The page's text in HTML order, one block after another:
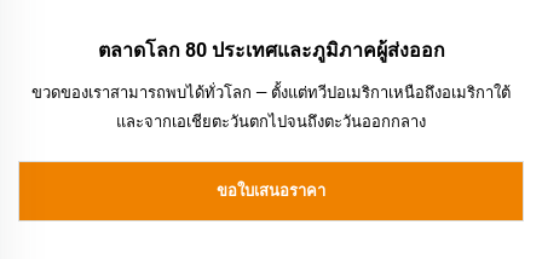
ตลาดโลก 80 ประเทศและภูมิภาคผู้ส่งออก
ขวดของเราสามารถพบได้ทั่วโลก — ตั้งแต่ทวีปอเมริกาเหนือถึงอเมริกาใต้
และจากเอเชียตะวันตกไปจนถึงตะวันออกกลาง
ขอใบเสนอราคา